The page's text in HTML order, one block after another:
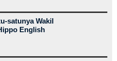
satunya Wakil
English